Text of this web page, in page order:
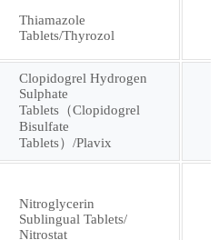
第九十四批
第九十六批
第九十八批
第一百批
Thiamazole
Tablets/Thyrozol
Clopidogrel Hydrogen
Sulphate
Tablets（Clopidogrel
Bisulfate
Tablets）/Plavix
Nitroglycerin
Sublingual Tablets/
Nitrostat